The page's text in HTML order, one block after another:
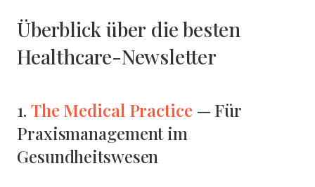
Überblick über die besten
Healthcare-Newsletter
1. The Medical Practice — Für
Praxismanagement im
Gesundheitswesen